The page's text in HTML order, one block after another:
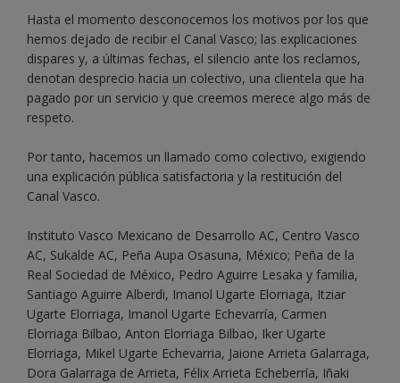
Hasta el momento desconocemos los motivos por los que
hemos dejado de recibir el Canal Vasco; las explicaciones
dispares y, a últimas fechas, el silencio ante los reclamos,
denotan desprecio hacia un colectivo, una clientela que ha
pagado por un servicio y que creemos merece algo más de
respeto.
Por tanto, hacemos un llamado como colectivo, exigiendo
una explicación pública satisfactoria y la restitución del
Canal Vasco.
Instituto Vasco Mexicano de Desarrollo AC, Centro Vasco
AC, Sukalde AC, Peña Aupa Osasuna, México; Peña de la
Real Sociedad de México, Pedro Aguirre Lesaka y familia,
Santiago Aguirre Alberdi, Imanol Ugarte Elorriaga, Itziar
Ugarte Elorriaga, Imanol Ugarte Echevarría, Carmen
Elorriaga Bilbao, Anton Elorriaga Bilbao, Iker Ugarte
Elorriaga, Mikel Ugarte Echevarria, Jaione Arrieta Galarraga,
Dora Galarraga de Arrieta, Félix Arrieta Echeberría, Iñaki